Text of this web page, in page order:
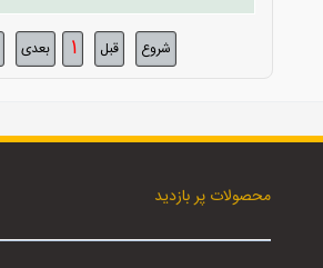
شروع قبل 1 بعدی
محصولات پر بازدید